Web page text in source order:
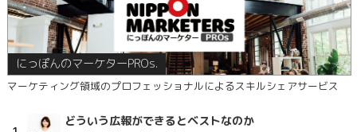
にっぽんのマーケターPROs.
マーケティング領域のプロフェッショナルによるスキルシェアサービス
どういう広報ができるとベストなのか